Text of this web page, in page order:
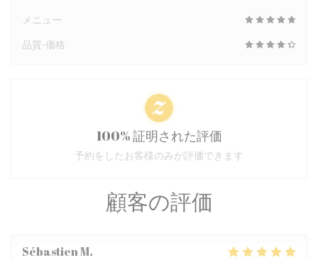
顧客の評価
SébastienM
メニュー
品質-価格
100% 証明された評価
予約をしたお客様のみが評価できます